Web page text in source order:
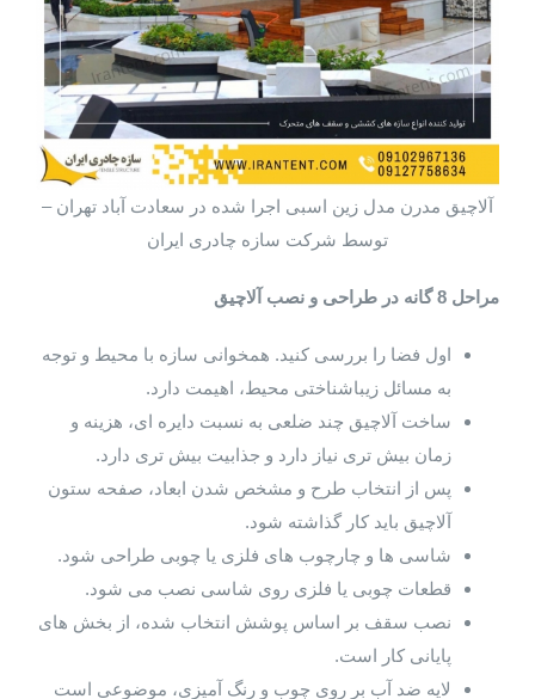
آلاچیق مدرن مدل زین اسبی اجرا شده در سعادت آباد تهران –
توسط شرکت سازه چادری ایران
مراحل 8 گانه در طراحی و نصب آلاچیق
اول فضا را بررسی کنید. همخوانی سازه با محیط و توجه
به مسائل زیباشناختی محیط، اهیمت دارد.
ساخت آلاچیق چند ضلعی به نسبت دایره ای، هزینه و
زمان بیش تری نیاز دارد و جذابیت بیش تری دارد.
پس از انتخاب طرح و مشخص شدن ابعاد، صفحه ستون
آلاچیق باید کار گذاشته شود.
شاسی ها و چارچوب های فلزی یا چوبی طراحی شود.
قطعات چوبی یا فلزی روی شاسی نصب می شود.
نصب سقف بر اساس پوشش انتخاب شده، از بخش های
پایانی کار است.
لایه ضد آب بر روی چوب و رنگ آمیزی، موضوعی است